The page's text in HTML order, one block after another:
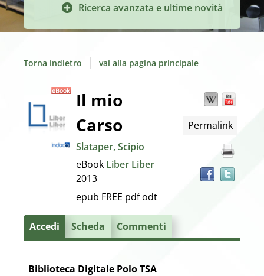
Ricerca avanzata e ultime novità
Torna indietro vai alla pagina principale
Dettaglio
del
documento
Wikipedia
Permalink
Il mio
Carso
Slataper, Scipio
eBook Liber Liber
2013
epub FREE pdfodt
Accedi Scheda Commenti
Biblioteca Digitale Polo TSA